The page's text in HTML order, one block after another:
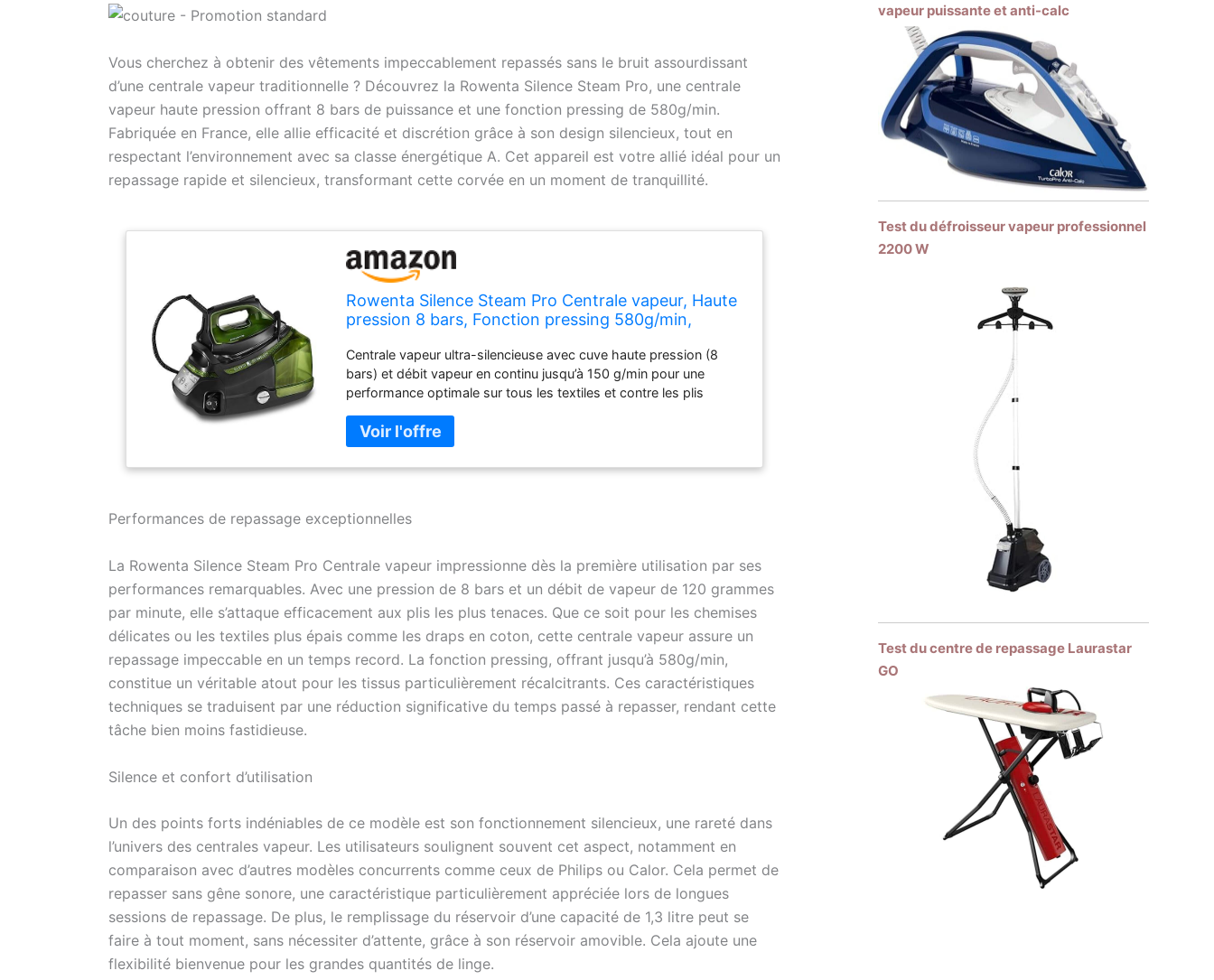
Vous cherchez à obtenir des vêtements impeccablement repassés sans le bruit assourdissant
d’une centrale vapeur traditionnelle ? Découvrez la Rowenta Silence Steam Pro, une centrale
vapeur haute pression offrant 8 bars de puissance et une fonction pressing de 580g/min.
Fabriquée en France, elle allie efficacité et discrétion grâce à son design silencieux, tout en
respectant l’environnement avec sa classe énergétique A. Cet appareil est votre allié idéal pour un
repassage rapide et silencieux, transformant cette corvée en un moment de tranquillité.
Rowenta Silence Steam Pro Centrale vapeur, Haute
pression 8 bars, Fonction pressing 580g/min,
Centrale vapeur ultra-silencieuse avec cuve haute pression (8
bars) et débit vapeur en continu jusqu’à 150 g/min pour une
performance optimale sur tous les textiles et contre les plis
400 micro-trous pour une glisse et une diffusion de la vapeur
incomparables, Pointe précision pratique pour les coutures et
boutonnières Réglage manuel de la température, Mode Eco
g/min) Réservoir amovible (1,3 L) même en cours d’utilisation,
System, Collecteur de calcaire exclusif, Cordon électrique de 1,98
m Contenu : 1x Centrale vapeur Silence Steam Pro Noir/Vert,
Garantie : 2 ans (Pièces détachées réparables 10 ans), Poids : 5,4
kg, Dim. : 44,0 x 25,0 x 23,0 cm, Puissance : 2800 W Autonomie
: Illimitée
Performances de repassage exceptionnelles
La Rowenta Silence Steam Pro Centrale vapeur impressionne dès la première utilisation par ses
performances remarquables. Avec une pression de 8 bars et un débit de vapeur de 120 grammes
par minute, elle s’attaque efficacement aux plis les plus tenaces. Que ce soit pour les chemises
délicates ou les textiles plus épais comme les draps en coton, cette centrale vapeur assure un
repassage impeccable en un temps record. La fonction pressing, offrant jusqu’à 580g/min,
constitue un véritable atout pour les tissus particulièrement récalcitrants. Ces caractéristiques
techniques se traduisent par une réduction significative du temps passé à repasser, rendant cette
tâche bien moins fastidieuse.
Silence et confort d’utilisation
Un des points forts indéniables de ce modèle est son fonctionnement silencieux, une rareté dans
l’univers des centrales vapeur. Les utilisateurs soulignent souvent cet aspect, notamment en
comparaison avec d’autres modèles concurrents comme ceux de Philips ou Calor. Cela permet de
repasser sans gêne sonore, une caractéristique particulièrement appréciée lors de longues
sessions de repassage. De plus, le remplissage du réservoir d’une capacité de 1,3 litre peut se
faire à tout moment, sans nécessiter d’attente, grâce à son réservoir amovible. Cela ajoute une
flexibilité bienvenue pour les grandes quantités de linge.
vapeur puissante et anti-calc
Test du défroisseur vapeur professionnel
2200 W
Test du centre de repassage Laurastar
GO